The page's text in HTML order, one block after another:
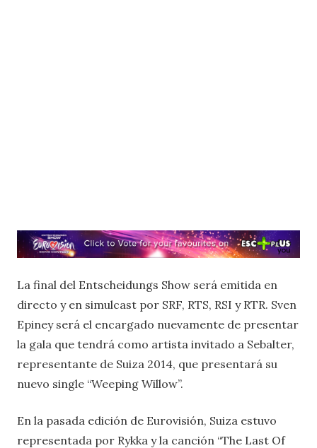
La final del Entscheidungs Show será emitida en
directo y en simulcast por SRF, RTS, RSI y RTR. Sven
Epiney será el encargado nuevamente de presentar
la gala que tendrá como artista invitado a Sebalter,
representante de Suiza 2014, que presentará su
nuevo single “Weeping Willow”.
En la pasada edición de Eurovisión, Suiza estuvo
representada por Rykka y la canción “The Last Of